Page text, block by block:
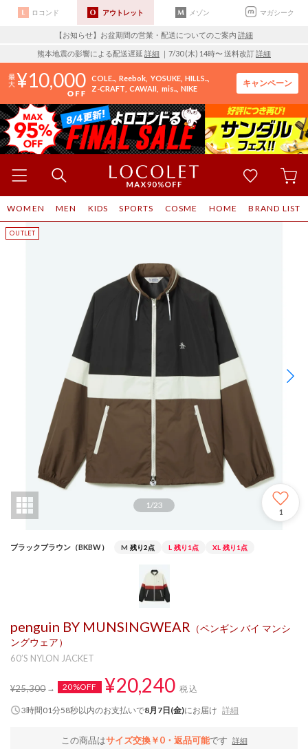
ロコンド アウトレット メゾン マガシーク
【お知らせ】お盆期間の営業・配送についてのご案内 詳細
熊本地震の影響による配送遅延 詳細 ｜7/30 (木) 14時〜 送料改訂詳細
10,000 COLE.. Reebok YOSUKE HILLS..
Z-CRAFT CAWAII mis.. NIKE
キャンペーン
WOMEN MEN KIDS SPORTS COSME HOME BRAND LIST
1/23
1
ブラックブラウン（BKBW） M 残り2点 L 残り1点 XL 残り1点
penguin BY MUNSINGWEAR
（ペンギン バイ マンシ
ングウェア）
60’S NYLON JACKET
¥25,300 20%OFF ¥20,240 税込
3時間01分57秒以内のお支払いで8月7日(金)にお届け 詳細
この商品はサイズ交換￥0・返品可能です
詳細